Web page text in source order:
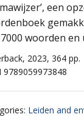
een
woorden
2023, 364 pp.
9789059973848
: Leiden and